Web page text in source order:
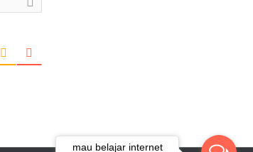
mau belajar internet